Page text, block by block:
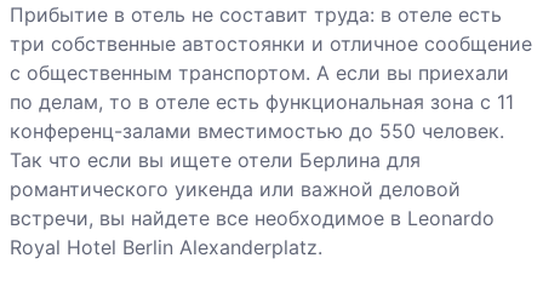
Прибытие в отель не составит труда: в отеле есть
три собственные автостоянки и отличное сообщение
с общественным транспортом. А если вы приехали
по делам, то в отеле есть функциональная зона с 11
конференц-залами вместимостью до 550 человек.
Так что если вы ищете отели Берлина для
романтического уикенда или важной деловой
встречи, вы найдете все необходимое в Leonardo
Royal Hotel Berlin Alexanderplatz.